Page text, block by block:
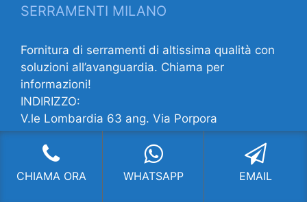
SERRAMENTI MILANO
Fornitura di serramenti di altissima qualità con
soluzioni all’avanguardia. Chiama per
informazioni!
INDIRIZZO:
V.le Lombardia 63 ang. Via Porpora
20131 Milano MI
CONTATTI:
Telefono:022822961
CHIAMA ORA WHATSAPP EMAIL